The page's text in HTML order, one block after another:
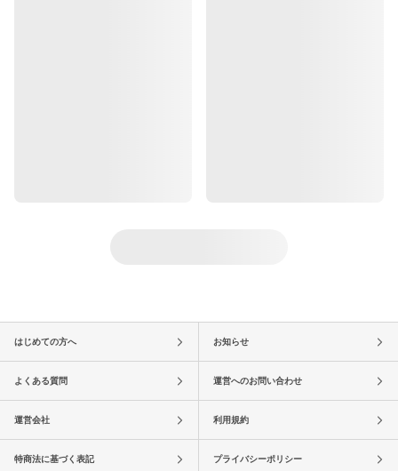
はじめての方へ お知らせ
よくある質問 運営へのお問い合わせ
運営会社 利用規約
特商法に基づく表記 プライバシーポリシー